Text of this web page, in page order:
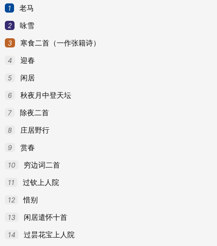
1 老马
2 咏雪
3 寒食二首（一作张籍诗）
4 迎春
5 闲居
6 秋夜月中登天坛
7 除夜二首
8 庄居野行
9 赏春
10 穷边词二首
11 过钦上人院
12 惜别
13 闲居遣怀十首
14 过昙花宝上人院